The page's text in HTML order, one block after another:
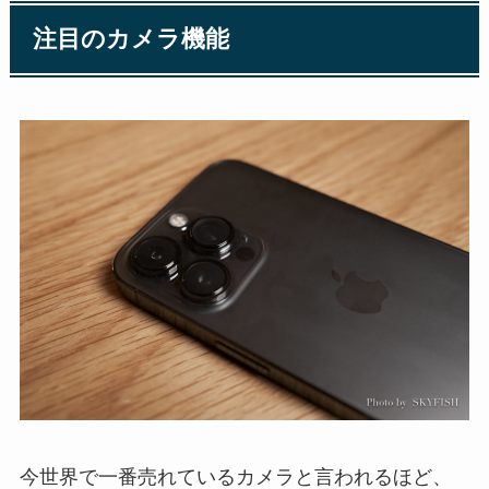
注目のカメラ機能
今世界で一番売れているカメラと言われるほど、